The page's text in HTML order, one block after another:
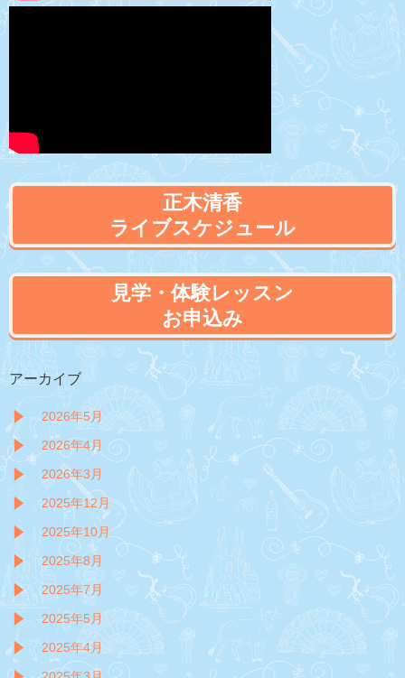
正木清香
ライブスケジュール
見学・体験レッスン
お申込み
アーカイブ
2026年5月
2026年4月
2026年3月
2025年12月
2025年10月
2025年8月
2025年7月
2025年5月
2025年4月